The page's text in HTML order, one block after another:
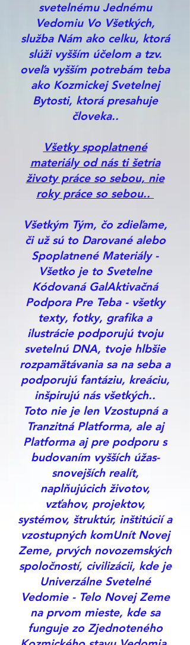
svetelnému Jednému
Vedomiu Vo Všetkých,
služba Nám ako celku, ktorá
slúži vyšším účelom a tzv.
oveľa vyšším potrebám teba
ako Kozmickej Svetelnej
Bytosti, ktorá presahuje
človeka..
Všetky spoplatnené
materiály od nás ti šetria
životy práce so sebou, nie
roky práce so sebou..
Všetkým Tým, čo zdieľame,
či už sú to Darované alebo
Spoplatnené Materiály -
Všetko je to Svetelne
Kódovaná GalAktivačná
Podpora Pre Teba - všetky
texty, fotky, grafika a
ilustrácie podporujú tvoju
svetelnú DNA, tvoje hlbšie
rozpamätávania sa na seba a
podporujú fantáziu, kreáciu,
inšpirujú nás všetkých..
Toto nie je len Vzostupná a
Tranzitná Platforma, ale aj
Platforma aj pre podporu s
budovaním vyšších úžas-
snovejších realít,
naplňujúcich životov,
vzťahov, projektov,
systémov, štruktúr, inštitúcií a
vzostupných komUnít Novej
Zeme, prvých novozemských
spoločností, civilizácii, kde je
Univerzálne Svetelné
Vedomie - Telo Novej Zeme
na prvom mieste, kde sa
funguje zo Zjednoteného